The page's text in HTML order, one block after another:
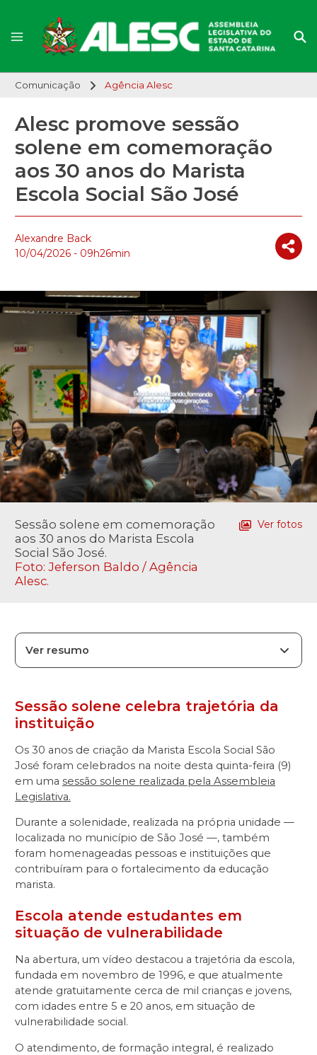
Comunicação Agência Alesc
Alesc promove sessão
solene em comemoração
aos 30 anos do Marista
Escola Social São José
Alexandre Back
10/04/2026 - 09h26min
Sessão solene em comemoração
aos 30 anos do Marista Escola
Social São José.
Foto: Jeferson Baldo / Agência
Alesc.
Ver fotos
Ver resumo
Sessão solene celebra trajetória da
instituição
Os 30 anos de criação da Marista Escola Social São
José foram celebrados na noite desta quinta-feira (9)
em uma sessão solene realizada pela Assembleia
Legislativa.
Durante a solenidade, realizada na própria unidade —
localizada no município de São José —, também
foram homenageadas pessoas e instituições que
contribuíram para o fortalecimento da educação
marista.
Escola atende estudantes em
situação de vulnerabilidade
Na abertura, um vídeo destacou a trajetória da escola,
fundada em novembro de 1996, e que atualmente
atende gratuitamente cerca de mil crianças e jovens,
com idades entre 5 e 20 anos, em situação de
vulnerabilidade social.
O atendimento, de formação integral, é realizado